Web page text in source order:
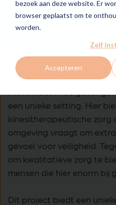
bezoek aan deze website. Er
browser geplaatst om te
worden.
Zelf
Accepteren
Generation4 Care
een unieke setting. Hier
kinesitherapeutische zorg
omgeving vraagt om
gevoel voor veiligheid.
om kwalitatieve zorg te
mensen die hier enorm bij
Dit project biedt een